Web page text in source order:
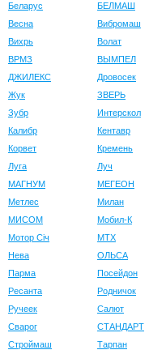
Беларус
БЕЛМАШ
Весна
Вибромаш
Вихрь
Волат
ВРМЗ
ВЫМПЕЛ
ДЖИЛЕКС
Дровосек
Жук
ЗВЕРЬ
Зубр
Интерскол
Калибр
Кентавр
Корвет
Кремень
Луга
Луч
МАГНУМ
МЕГЕОН
Метлес
Милан
МИСОМ
Мобил-К
Мотор Сiч
МТХ
Нева
ОЛЬСА
Парма
Посейдон
Ресанта
Родничок
Ручеек
Салют
Сварог
СТАНДАРТ
Строймаш
Тарпан